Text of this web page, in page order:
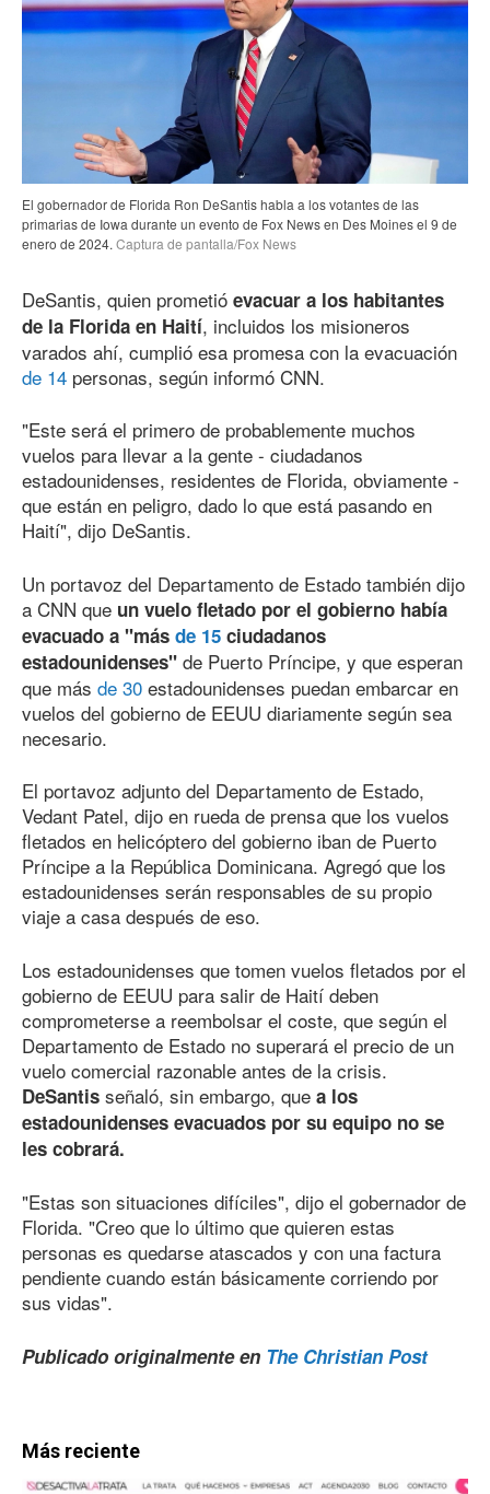
El gobernador de Florida Ron DeSantis habla a los votantes de las
primarias de Iowa durante un evento de Fox News en Des Moines el 9 de
enero de 2024. Captura de pantalla/Fox News
DeSantis, quien prometió evacuar a los habitantes
de la Florida en Haití, incluidos los misioneros
varados ahí, cumplió esa promesa con la evacuación
de 14 personas, según informó CNN.
"Este será el primero de probablemente muchos
vuelos para llevar a la gente - ciudadanos
estadounidenses, residentes de Florida, obviamente -
que están en peligro, dado lo que está pasando en
Haití", dijo DeSantis.
Un portavoz del Departamento de Estado también dijo
a CNN que un vuelo fletado por el gobierno había
evacuado a "más de 15 ciudadanos
estadounidenses" de Puerto Príncipe, y que esperan
que más de 30 estadounidenses puedan embarcar en
vuelos del gobierno de EEUU diariamente según sea
necesario.
El portavoz adjunto del Departamento de Estado,
Vedant Patel, dijo en rueda de prensa que los vuelos
fletados en helicóptero del gobierno iban de Puerto
Príncipe a la República Dominicana. Agregó que los
estadounidenses serán responsables de su propio
viaje a casa después de eso.
Los estadounidenses que tomen vuelos fletados por el
gobierno de EEUU para salir de Haití deben
comprometerse a reembolsar el coste, que según el
Departamento de Estado no superará el precio de un
vuelo comercial razonable antes de la crisis.
DeSantis señaló, sin embargo, que a los
estadounidenses evacuados por su equipo no se
les cobrará.
"Estas son situaciones difíciles", dijo el gobernador de
Florida. "Creo que lo último que quieren estas
personas es quedarse atascados y con una factura
pendiente cuando están básicamente corriendo por
sus vidas".
Publicado originalmente en The Christian Post
Más reciente